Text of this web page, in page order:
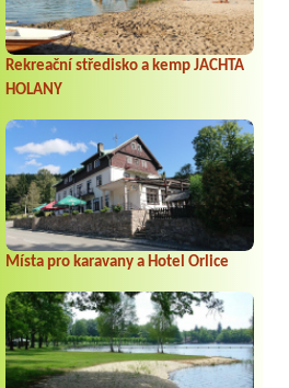
Rekreační středisko a kemp JACHTA
HOLANY
Místa pro karavany a Hotel Orlice